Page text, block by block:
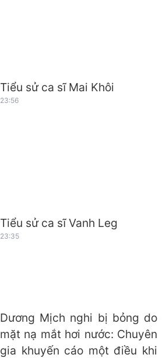
Tiểu sử ca sĩ Mai Khôi
23:56
Tiểu sử ca sĩ Vanh Leg
23:35
Dương Mịch nghi bị bỏng do
mặt nạ mắt hơi nước: Chuyên
gia khuyến cáo một điều khi